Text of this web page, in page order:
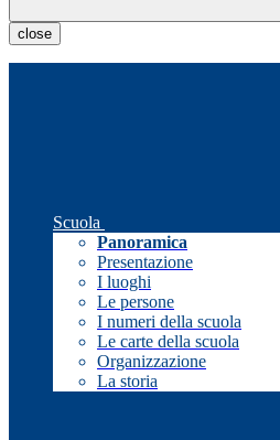
close
Scuola
Panoramica
Presentazione
I luoghi
Le persone
I numeri della scuola
Le carte della scuola
Organizzazione
La storia